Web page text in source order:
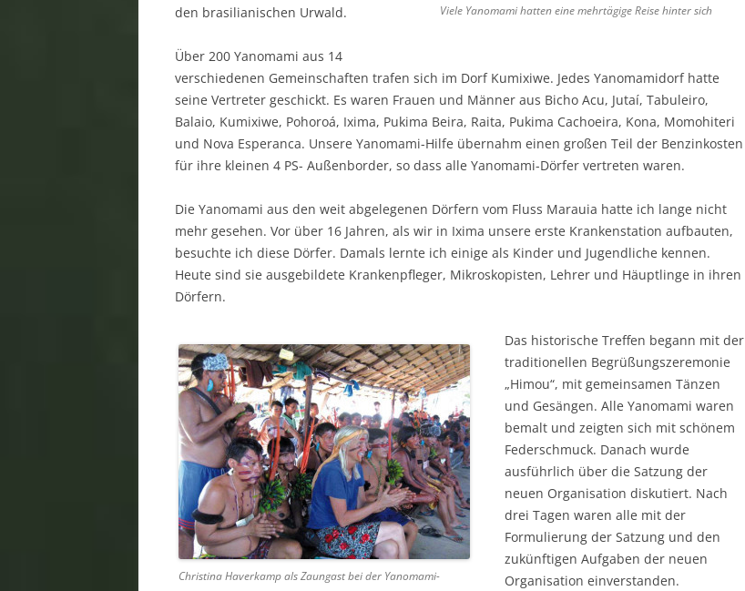
Viele Yanomami hatten eine mehrtägige Reise hinter sich
den brasilianischen Urwald.
Über 200 Yanomami aus 14
verschiedenen Gemeinschaften trafen sich im Dorf Kumixiwe. Jedes Yanomamidorf hatte
seine Vertreter geschickt. Es waren Frauen und Männer aus Bicho Acu, Jutaí, Tabuleiro,
Balaio, Kumixiwe, Pohoroá, Ixima, Pukima Beira, Raita, Pukima Cachoeira, Kona, Momohiteri
und Nova Esperanca. Unsere Yanomami-Hilfe übernahm einen großen Teil der Benzinkosten
für ihre kleinen 4 PS- Außenborder, so dass alle Yanomami-Dörfer vertreten waren.
Die Yanomami aus den weit abgelegenen Dörfern vom Fluss Marauia hatte ich lange nicht
mehr gesehen. Vor über 16 Jahren, als wir in Ixima unsere erste Krankenstation aufbauten,
besuchte ich diese Dörfer. Damals lernte ich einige als Kinder und Jugendliche kennen.
Heute sind sie ausgebildete Krankenpfleger, Mikroskopisten, Lehrer und Häuptlinge in ihren
Dörfern.
Christina Haverkamp als Zaungast bei der Yanomami-
Das historische Treffen begann mit der
traditionellen Begrüßungszeremonie
„Himou“, mit gemeinsamen Tänzen
und Gesängen. Alle Yanomami waren
bemalt und zeigten sich mit schönem
Federschmuck. Danach wurde
ausführlich über die Satzung der
neuen Organisation diskutiert. Nach
drei Tagen waren alle mit der
Formulierung der Satzung und den
zukünftigen Aufgaben der neuen
Organisation einverstanden.